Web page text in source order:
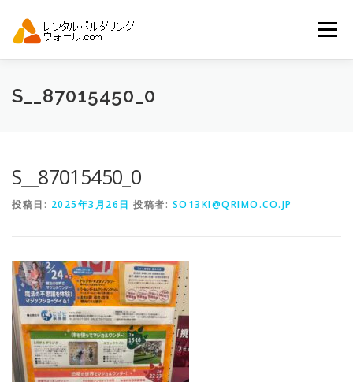
メニュー
トップ 自動見積り
S__87015450_0
S__87015450_0
投稿日: 2025年3月26日 投稿者: SO13KI@QRIMO.CO.JP